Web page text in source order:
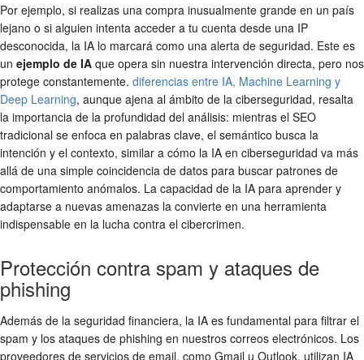
Por ejemplo, si realizas una compra inusualmente grande en un país
lejano o si alguien intenta acceder a tu cuenta desde una IP
desconocida, la IA lo marcará como una alerta de seguridad. Este es
un ejemplo de IA que opera sin nuestra intervención directa, pero nos
protege constantemente. diferencias entre IA, Machine Learning y
Deep Learning, aunque ajena al ámbito de la ciberseguridad, resalta
la importancia de la profundidad del análisis: mientras el SEO
tradicional se enfoca en palabras clave, el semántico busca la
intención y el contexto, similar a cómo la IA en ciberseguridad va más
allá de una simple coincidencia de datos para buscar patrones de
comportamiento anómalos. La capacidad de la IA para aprender y
adaptarse a nuevas amenazas la convierte en una herramienta
indispensable en la lucha contra el cibercrimen.
Protección contra spam y ataques de
phishing
Además de la seguridad financiera, la IA es fundamental para filtrar el
spam y los ataques de phishing en nuestros correos electrónicos. Los
proveedores de servicios de email, como Gmail u Outlook, utilizan IA